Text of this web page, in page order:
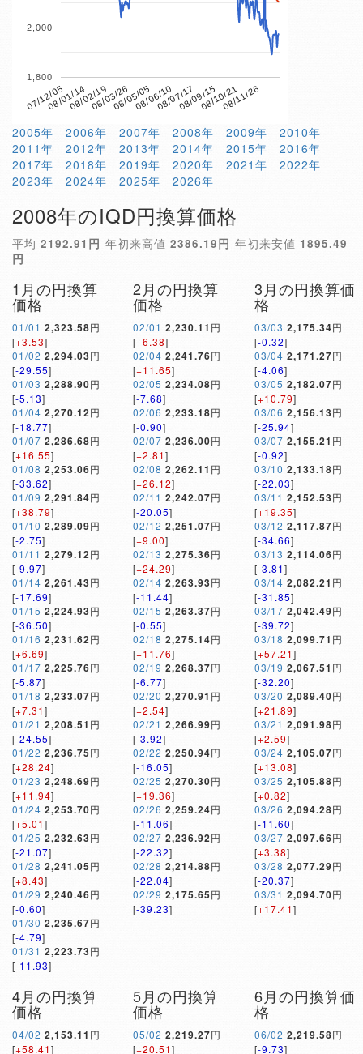
07/12/0508/01/1408/02/1908/03/2608/05/0508/06/1008/07/1708/09/1508/10/2108/11/26
1,800
2,000
2005年 2006年 2007年 2008年 2009年
2010年
2011年
2012年 2013年 2014年 2015年
2016年
2017年
2018年 2019年 2020年 2021年
2022年
2023年
2024年 2025年 2026年
2008年のIQD円換算価格
平均 2192.91円 年初来高値 2386.19円 年初来安値 1895.49
円
1月の円換算
価格
01/01 2,323.58円
[+3.53]
01/02 2,294.03円
[-29.55]
01/03 2,288.90円
[-5.13]
01/04 2,270.12円
[-18.77]
01/07 2,286.68円
[+16.55]
01/08 2,253.06円
[-33.62]
01/09 2,291.84円
[+38.79]
01/10 2,289.09円
[-2.75]
01/11 2,279.12円
[-9.97]
01/14 2,261.43円
[-17.69]
01/15 2,224.93円
[-36.50]
01/16 2,231.62円
[+6.69]
01/17 2,225.76円
[-5.87]
01/18 2,233.07円
[+7.31]
01/21 2,208.51 円
[-24.55]
01/22 2,236.75円
[+28.24]
01/23 2,248.69円
[+11.94]
01/24 2,253.70円
[+5.01]
01/25 2,232.63円
[-21.07]
01/28 2,241.05円
[+8.43]
01/29 2,240.46円
[-0.60]
01/30 2,235.67円
[-4.79]
01/31 2,223.73円
[-11.93]
2月の円換算
価格
02/01 2,230.11 円
[+6.38]
02/04 2,241.76円
[+11.65]
02/05 2,234.08円
[-7.68]
02/06 2,233.18円
[-0.90]
02/07 2,236.00円
[+2.81]
02/08 2,262.11 円
[+26.12]
02/11 2,242.07円
[-20.05]
02/12 2,251.07円
[+9.00]
02/13 2,275.36円
[+24.29]
02/14 2,263.93円
[-11.44]
02/15 2,263.37円
[-0.55]
02/18 2,275.14円
[+11.76]
02/19 2,268.37円
[-6.77]
02/20 2,270.91 円
[+2.54]
02/21 2,266.99円
[-3.92]
02/22 2,250.94円
[-16.05]
02/25 2,270.30円
[+19.36]
02/26 2,259.24円
[-11.06]
02/27 2,236.92円
[-22.32]
02/28 2,214.88円
[-22.04]
02/29 2,175.65円
[-39.23]
3月の円換算価
格
03/03 2,175.34円
[-0.32]
03/04 2,171.27円
[-4.06]
03/05 2,182.07円
[+10.79]
03/06 2,156.13円
[-25.94]
03/07 2,155.21 円
[-0.92]
03/10 2,133.18円
[-22.03]
03/11 2,152.53円
[+19.35]
03/12 2,117.87円
[-34.66]
03/13 2,114.06円
[-3.81]
03/14 2,082.21 円
[-31.85]
03/17 2,042.49円
[-39.72]
03/18 2,099.71 円
[+57.21]
03/19 2,067.51 円
[-32.20]
03/20 2,089.40円
[+21.89]
03/21 2,091.98円
[+2.59]
03/24 2,105.07円
[+13.08]
03/25 2,105.88円
[+0.82]
03/26 2,094.28円
[-11.60]
03/27 2,097.66円
[+3.38]
03/28 2,077.29円
[-20.37]
03/31 2,094.70円
[+17.41]
4月の円換算
価格
04/02 2,153.11 円
[+58.41]
5月の円換算
価格
05/02 2,219.27円
[+20.51]
6月の円換算価
格
06/02 2,219.58円
[-9.73]